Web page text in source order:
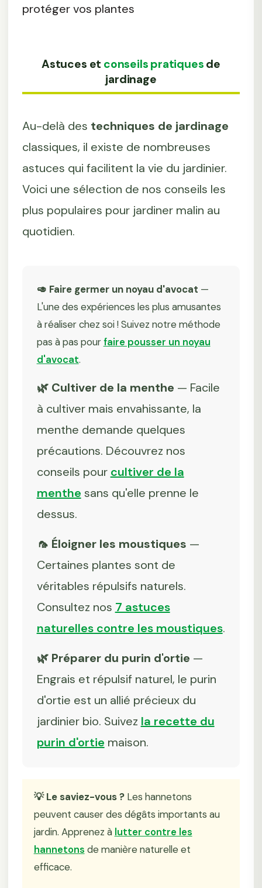
protéger vos plantes
Astuces et conseils pratiques de
jardinage
Au-delà des techniques de jardinage
classiques, il existe de nombreuses
astuces qui facilitent la vie du jardinier.
Voici une sélection de nos conseils les
plus populaires pour jardiner malin au
quotidien.
🥑 Faire germer un noyau d'avocat —
L'une des expériences les plus amusantes
à réaliser chez soi ! Suivez notre méthode
pas à pas pourfaire pousser un noyau
d'avocat.
🌿 Cultiver de la menthe — Facile
à cultiver mais envahissante, la
menthe demande quelques
précautions. Découvrez nos
conseils pour cultiver de la
menthe sans qu'elle prenne le
dessus.
🦟 Éloigner les moustiques —
Certaines plantes sont de
véritables répulsifs naturels.
Consultez nos 7 astuces
naturelles contre les moustiques.
🌿 Préparer du purin d'ortie —
Engrais et répulsif naturel, le purin
d'ortie est un allié précieux du
jardinier bio. Suivez la recette du
purin d'ortie maison.
💡 Le saviez-vous ?Les hannetons
peuvent causer des dégâts importants au
jardin. Apprenez à lutter contre les
hannetons de manière naturelle et
efficace.